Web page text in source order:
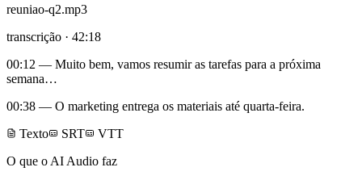
reuniao-q2.mp3
transcrição · 42:18
00:12 — Muito bem, vamos resumir as tarefas para a próxima
semana…
00:38 — O marketing entrega os materiais até quarta-feira.
Texto
SRT
VTT
O que o AI Audio faz